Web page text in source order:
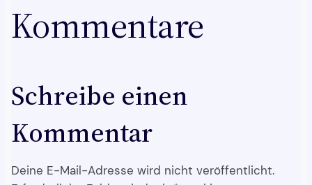
Kommentare
Schreibe einen
Kommentar
Deine E-Mail-Adresse wird nicht veröffentlicht.